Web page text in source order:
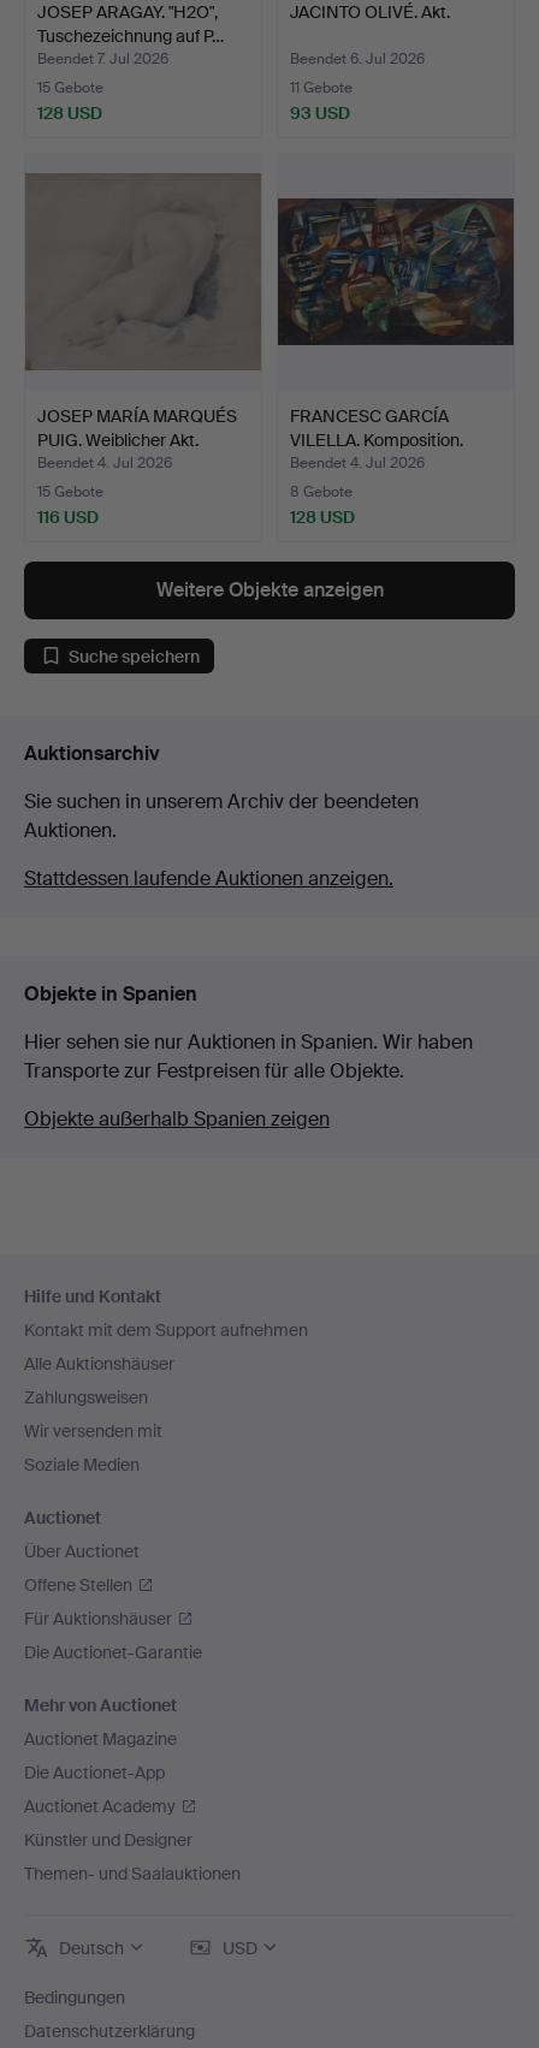
JOSEP ARAGAY. "H2O",
Tuschezeichnung auf P…
Beendet 7. Jul 2026
15 Gebote
128 USD
JACINTO OLIVÉ. Akt.
Beendet 6. Jul 2026
11 Gebote
93 USD
JOSEP MARÍA MARQUÉS
PUIG. Weiblicher Akt.
Beendet 4. Jul 2026
15 Gebote
116 USD
FRANCESC GARCÍA
VILELLA. Komposition.
Beendet 4. Jul 2026
8 Gebote
128 USD
Weitere Objekte anzeigen
Suche speichern
Auktionsarchiv
Sie suchen in unserem Archiv der beendeten
Auktionen.
Stattdessen laufende Auktionen anzeigen.
Objekte in Spanien
Hier sehen sie nur Auktionen in Spanien. Wir haben
Transporte zur Festpreisen für alle Objekte.
Objekte außerhalb Spanien zeigen
Navigation
Hilfe und Kontakt
Kontakt mit dem Support aufnehmen
Alle Auktionshäuser
Zahlungsweisen
Wir versenden mit
Soziale Medien
Auctionet
Über Auctionet
Offene Stellen
Für Auktionshäuser
Die Auctionet-Garantie
Mehr von Auctionet
Auctionet Magazine
Die Auctionet-App
Auctionet Academy
Künstler und Designer
Themen- und Saalauktionen
Deutsch USD
Bedingungen
Datenschutzerklärung